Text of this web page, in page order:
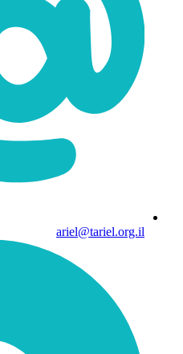
ariel@tariel.org.il